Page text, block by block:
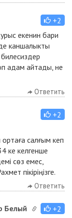
+2
екенин бари
каншалыкты
адам айтады, не
Ответить
+2
салғым кеп
ке келгенше
сөз емес,
пікіріңізге.
Ответить
Белый
+2